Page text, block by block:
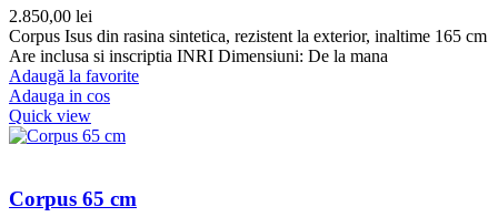
2.850,00 lei
Corpus Isus din rasina sintetica, rezistent la exterior, inaltime 165 cm
Are inclusa si inscriptia INRI Dimensiuni: De la mana
Adaugă la favorite
Adauga in cos
Quick view
Corpus 65 cm